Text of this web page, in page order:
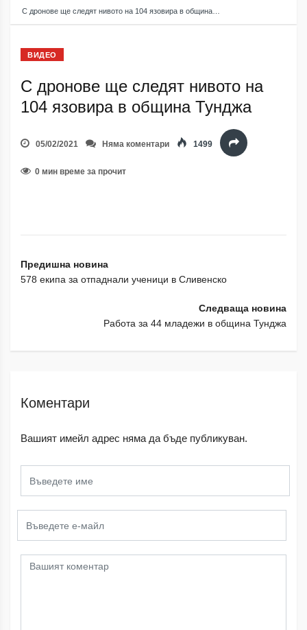
С дронове ще следят нивото на 104 язовира в община…
ВИДЕО
С дронове ще следят нивото на
104 язовира в община Тунджа
05/02/2021 Няма коментари 1499
0 мин време за прочит
Предишна новина
578 екипа за отпаднали ученици в Сливенско
Следваща новина
Работа за 44 младежи в община Тунджа
Коментари
Вашият имейл адрес няма да бъде публикуван.